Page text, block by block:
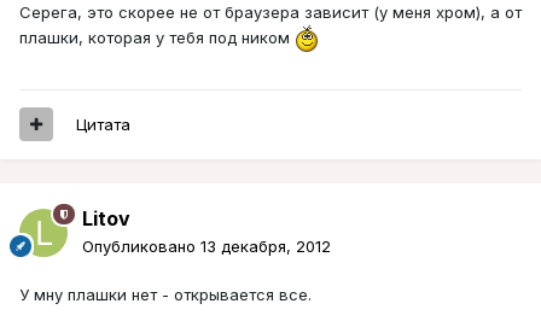
Серега, это скорее не от браузера зависит (у меня хром), а от
плашки, которая у тебя под ником
Цитата
Litov
Опубликовано 13 декабря, 2012
У мну плашки нет - открывается все.